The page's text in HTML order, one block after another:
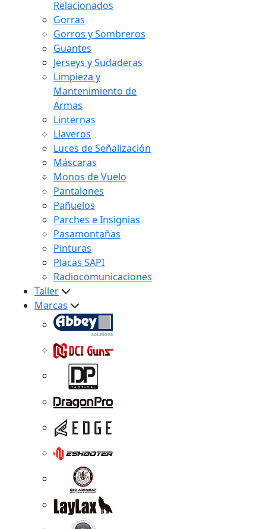
Relacionados
Gorras
Gorros y Sombreros
Guantes
Jerseys y Sudaderas
Limpieza y
Mantenimiento de
Armas
Linternas
Llaveros
Luces de Señalización
Máscaras
Monos de Vuelo
Pantalones
Pañuelos
Parches e Insignias
Pasamontañas
Pinturas
Placas SAPI
Radiocomunicaciones
Taller
Marcas